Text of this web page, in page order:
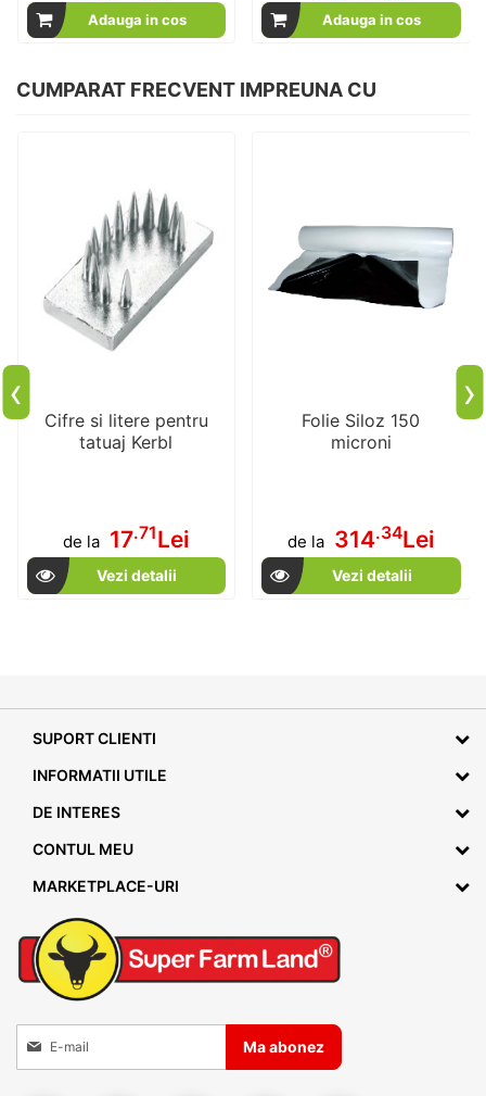
Adauga in cos Adauga in cos
CUMPARAT FRECVENT IMPREUNA CU
Cifre si litere pentru
tatuaj Kerbl
de la 17.71Lei
Vezi detalii
Folie Siloz 150
microni
de la 314.34Lei
Vezi detalii
‹ ›
SUPORT CLIENTI
INFORMATII UTILE
DE INTERES
CONTUL MEU
MARKETPLACE-URI
Inscrieti-va la Buletinele noastre informative
Ma abonez